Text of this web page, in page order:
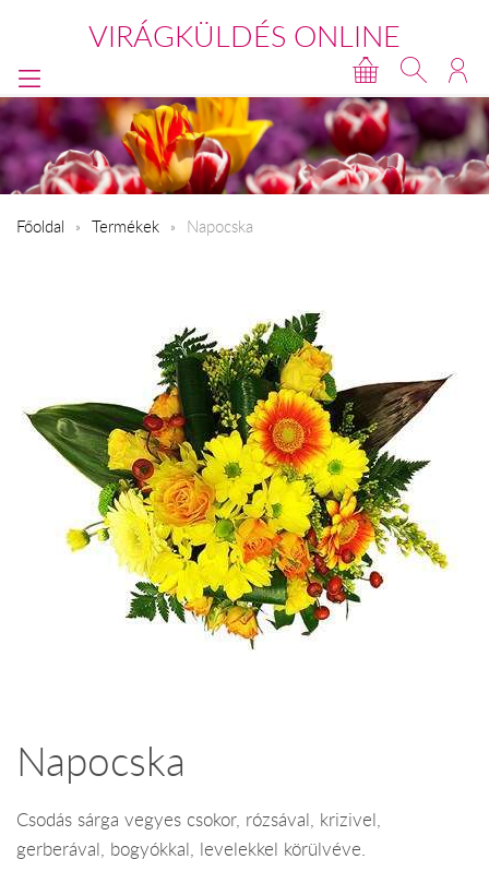
VIRÁGKÜLDÉS ONLINE
Főoldal Termékek Napocska
Napocska
Csodás sárga vegyes csokor, rózsával, krizivel,
gerberával, bogyókkal, levelekkel körülvéve.